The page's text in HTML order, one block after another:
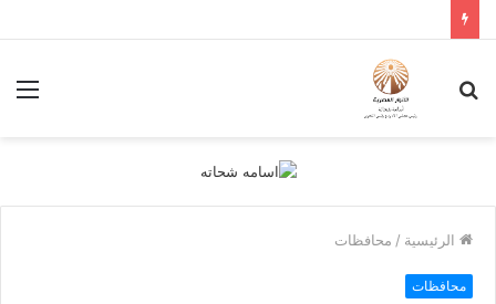
الرئيسية / محافظات
محافظات